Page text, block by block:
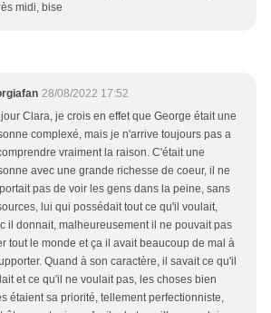
midi, bise
28/08/2022 17:52
Clara, je crois en effet que George était une
complexé, mais je n'arrive toujours pas a
vraiment la raison. C'était une
avec une grande richesse de coeur, il ne
pas de voir les gens dans la peine, sans
lui qui possédait tout ce qu'il voulait,
il donnait, malheureusement il ne pouvait pas
tout le monde et ça il avait beaucoup de mal à
Quand à son caractère, il savait ce qu'il
et ce qu'il ne voulait pas, les choses bien
étaient sa priorité, tellement perfectionniste,